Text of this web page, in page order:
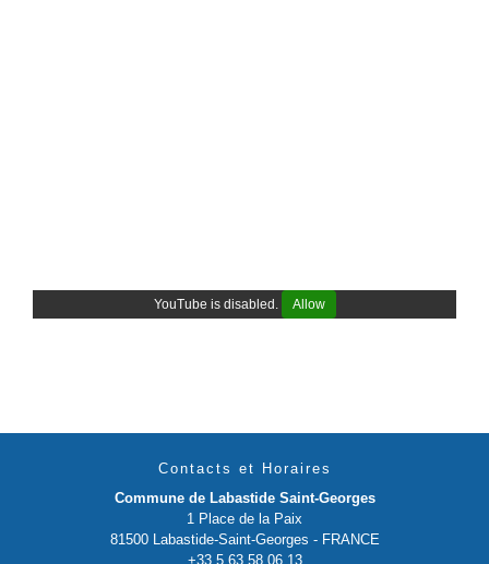
YouTube is disabled. Allow
Contacts et Horaires
Commune de Labastide Saint-Georges
1 Place de la Paix
81500 Labastide-Saint-Georges - FRANCE
+33 5 63 58 06 13